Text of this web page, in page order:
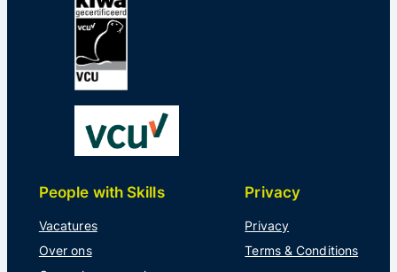
People with Skills
Vacatures
Over ons
Privacy
Privacy
Terms & Conditions